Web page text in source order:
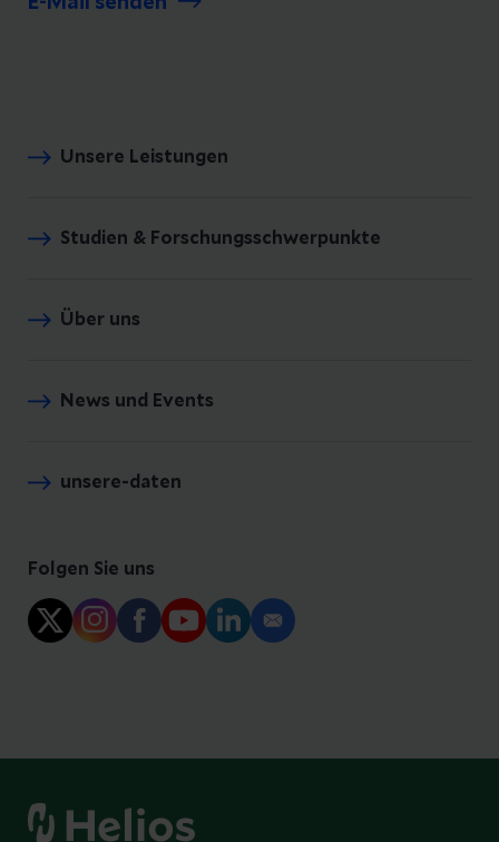
Unsere Leistungen
Studien & Forschungsschwerpunkte
Über uns
News und Events
unsere-daten
Folgen Sie uns